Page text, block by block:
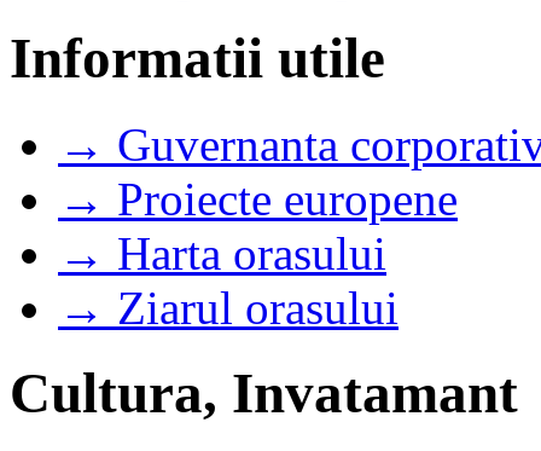
Informatii utile
→ Guvernanta
→ Proiecte europene
→ Harta orasului
→ Ziarul orasului
Cultura, Invatamant